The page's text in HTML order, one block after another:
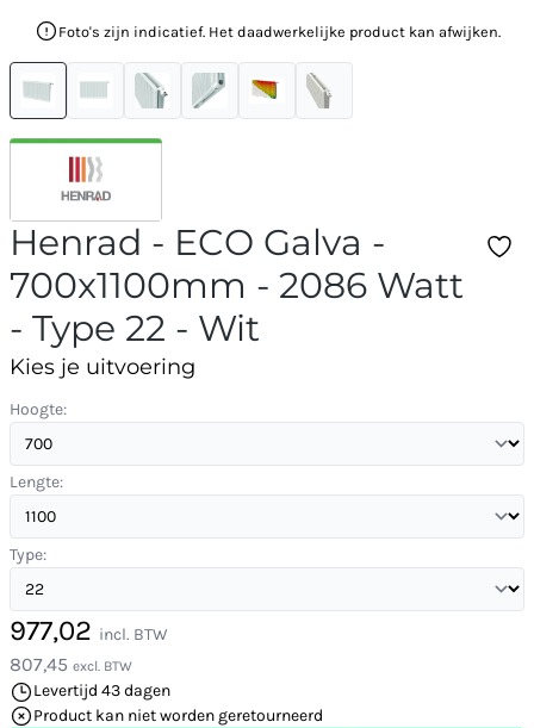
Foto's zijn indicatief. Het daadwerkelijke product kan afwijken.
Henrad - ECO Galva -
700x1100mm - 2086 Watt
- Type 22 - Wit
Kies je uitvoering
Hoogte:
Lengte:
Type:
977,02 incl. BTW
807,45 excl. BTW
Levertijd 43 dagen
Product kan niet worden geretourneerd